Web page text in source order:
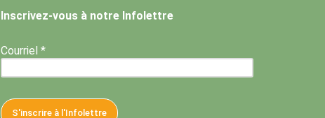
Inscrivez-vous à notre Infolettre
Courriel *